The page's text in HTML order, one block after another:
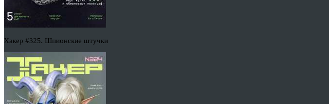
Хакер #325. Шпионские штучки